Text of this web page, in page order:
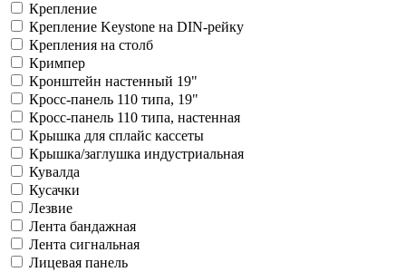
Крепление
Крепление Keystone на DIN-рейку
Крепления на столб
Кримпер
Кронштейн настенный 19"
Кросс-панель 110 типа, 19"
Кросс-панель 110 типа, настенная
Крышка для сплайс кассеты
Крышка/заглушка индустриальная
Кувалда
Кусачки
Лезвие
Лента бандажная
Лента сигнальная
Лицевая панель